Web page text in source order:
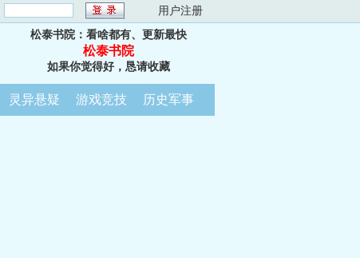
用户注册
松泰书院：看啥都有、更新最快
松泰书院
如果你觉得好，恳请收藏
灵异悬疑 游戏竞技 历史军事